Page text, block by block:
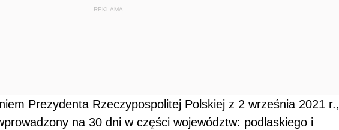
REKLAMA
Prezydenta Rzeczypospolitej Polskiej z 2 września 2021 r.,
na 30 dni w części województw: podlaskiego i